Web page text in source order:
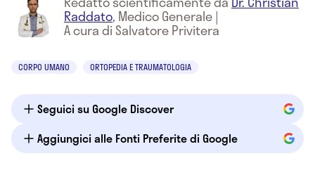
Raddato, Medico Generale|
A cura di Salvatore Privitera
CORPO UMANO ORTOPEDIA E TRAUMATOLOGIA
Seguici su Google Discover
Aggiungici alle Fonti Preferite di Google